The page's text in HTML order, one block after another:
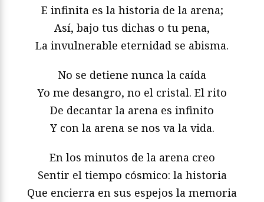
E infinita es la historia de la arena;
Así, bajo tus dichas o tu pena,
La invulnerable eternidad se abisma.
No se detiene nunca la caída
Yo me desangro, no el cristal. El rito
De decantar la arena es infinito
Y con la arena se nos va la vida.
En los minutos de la arena creo
Sentir el tiempo cósmico: la historia
Que encierra en sus espejos la memoria